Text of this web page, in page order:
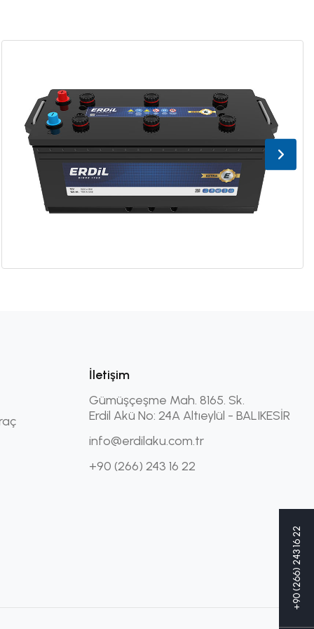
İletişim
Gümüşçeşme Mah. 8165. Sk.
Erdil Akü No: 24A Altıeylül - BALIKESİR
info@erdilaku.com.tr
+90 (266) 243 16 22
+90 (266) 243 16 22